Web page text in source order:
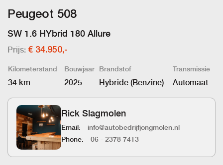
Peugeot 508
SW 1.6 HYbrid 180 Allure
Prijs: € 34.950,-
Kilometerstand
34 km
Bouwjaar
2025
Brandstof
Hybride (Benzine)
Transmissie
Automaat
Rick Slagmolen
Email:
info@autobedrijfjongmolen.nl
Phone:
06 - 2378 7413